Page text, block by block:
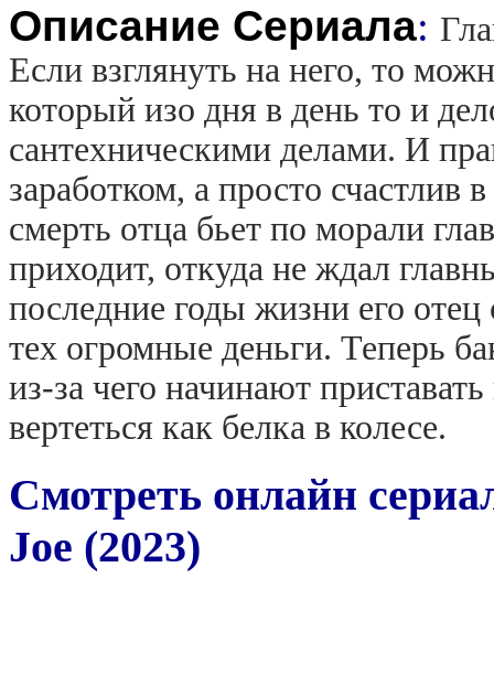
Описание Сериала:
Если взглянуть на него, то
который изо дня в день то и
сантехническими делами. И
заработком, а просто счастлив
смерть отца бьет по морали
приходит, откуда не ждал
последние годы жизни его
тех огромные деньги. Теперь
из-за чего начинают
вертеться как белка в колесе.
Смотреть онлайн
Joe (2023)